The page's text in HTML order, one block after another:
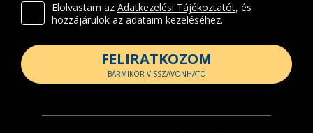
Elolvastam az Adatkezelési Tájékoztatót, és
hozzájárulok az adataim kezeléséhez.
FELIRATKOZOM
BÁRMIKOR VISSZAVONHATÓ